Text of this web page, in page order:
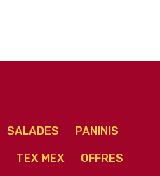
SALADES PANINIS
TEX MEX OFFRES